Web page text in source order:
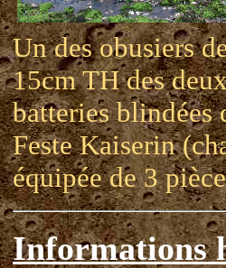
Un des obusiers
15cm TH des
batteries blindées
Feste Kaiserin
équipée de 3
Informations